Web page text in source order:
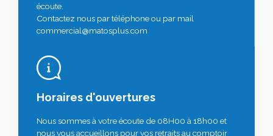
écoute.
Contactez nous par téléphone ou par mail
commercial@matosplus.com
Horaires d'ouvertures
Nous sommes à votre écoute de 08H00 à 18h00 et
nous vous accueillons pour vos retraits au comptoir